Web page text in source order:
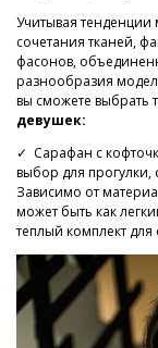
Учитывая
сочетания тканей,
фасонов,
разнообразия
вы сможете выбрать
девушек:
✓ Сарафан с
выбор для
Зависимо от
может быть как
теплый комплект